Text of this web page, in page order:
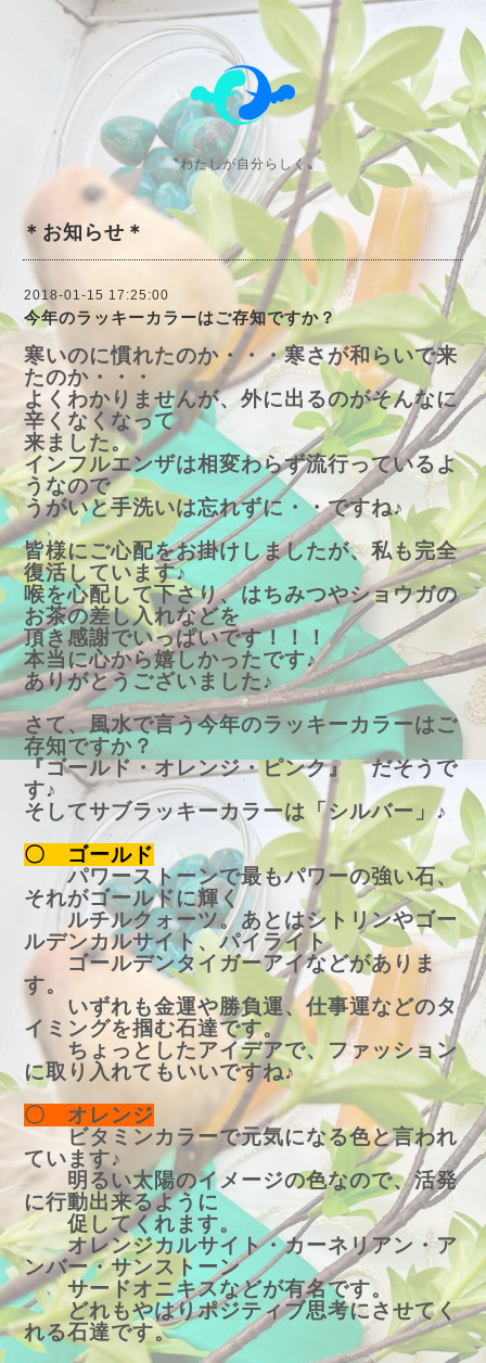
〝わたしが自分らしく〟
＊お知らせ＊
2018-01-15 17:25:00
今年のラッキーカラーはご存知ですか？
寒いのに慣れたのか・・・寒さが和らいで来
たのか・・・
よくわかりませんが、外に出るのがそんなに
辛くなくなって
来ました。
インフルエンザは相変わらず流行っているよ
うなので
うがいと手洗いは忘れずに・・ですね♪
皆様にご心配をお掛けしましたが、私も完全
復活しています♪
喉を心配して下さり、はちみつやショウガの
お茶の差し入れなどを
頂き感謝でいっぱいです！！！
本当に心から嬉しかったです♪
ありがとうございました♪
さて、風水で言う今年のラッキーカラーはご
存知ですか？
『ゴールド・オレンジ・ピンク』 だそうで
す♪
そしてサブラッキーカラーは「シルバー」♪
〇 ゴールド
パワーストーンで最もパワーの強い石、
それがゴールドに輝く
ルチルクォーツ。あとはシトリンやゴー
ルデンカルサイト、パイライト
ゴールデンタイガーアイなどがありま
す。
いずれも金運や勝負運、仕事運などのタ
イミングを掴む石達です。
ちょっとしたアイデアで、ファッション
に取り入れてもいいですね♪
〇 オレンジ
ビタミンカラーで元気になる色と言われ
ています♪
明るい太陽のイメージの色なので、活発
に行動出来るように
促してくれます。
オレンジカルサイト・カーネリアン・ア
ンバー・サンストーン
サードオニキスなどが有名です。
どれもやはりポジティブ思考にさせてく
れる石達です。